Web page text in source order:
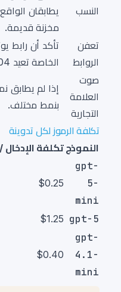
النسب
مخزنة قديمة.
تعفن
الروابط
تأكد أن رابط
الخاصة تعيد 404.
صوت
العلامة
التجارية
إذا لم يطابق
بنمط مختلف.
تكلفة الرموز لكل تدوينة
النموذج تكلفة الإدخال / 1M
gpt-
5-
mini
$0.25
gpt-5
$1.25
gpt-
4.1-
mini
$0.40